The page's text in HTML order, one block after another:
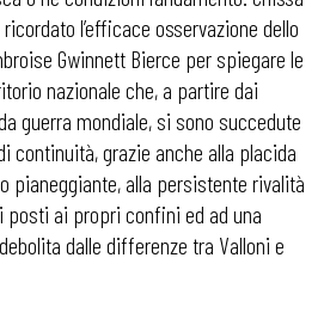
l’efficace osservazione dello
Gwinnett Bierce per spiegare le
nazionale che, a partire dai
guerra mondiale, si sono succedute
continuità, grazie anche alla placida
pianeggiante, alla persistente rivalità
posti ai propri confini ed ad una
dalle differenze tra Valloni e